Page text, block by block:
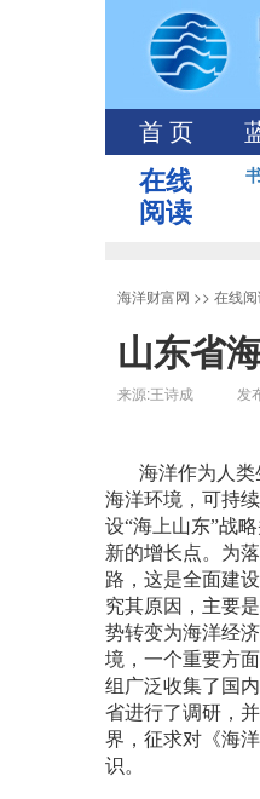
首 页
在线
阅读
海洋财富网 >> 在线
山东省
来源:王诗成 发布
海洋作为人
海洋环境，可持
设“海上山东”战
新的增长点。为
路，这是全面建
究其原因，主要
势转变为海洋经
境，一个重要方
组广泛收集了国
省进行了调研，
界，征求对《海
识。